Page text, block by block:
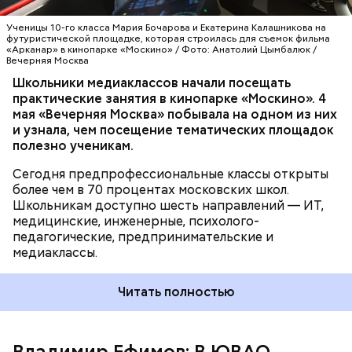
Ученицы 10-го класса Мария Бочарова и Екатерина Калашникова на
футуристической площадке, которая строилась для съемок фильма
«Арканар» в кинопарке «Москино» / Фото: Анатолий Цымбалюк /
Вечерняя Москва
Школьники медиаклассов начали посещать
практические занятия в кинопарке «Москино». 4
мая «Вечерняя Москва» побывала на одном из них
и узнала, чем посещение тематических площадок
полезно ученикам.
Сегодня предпрофессиональные классы открыты
более чем в 70 процентах московских школ.
Школьникам доступно шесть направлений — ИТ,
медицинские, инженерные, психолого-
педагогические, предпринимательские и
медиаклассы.
по вопросам социального развития Анастасия
Ракова. — Речь идет о полноценном погружении:
ребята работают на реальных площадках вместе с
действующими специалистами из интересующей
их сферы. Одно из направлений
предпрофессионального образования —
медиаклассы, в которых сегодня учатся более
шести тысяч школьников.
Читать полностью
ШКОЛЫ
МОСКИНО
инфраструктуры ведется под надзором
специалистов Мосгосстройнадзора.
гарантирует качество и безопасность зданий при
их дальнейшей эксплуатации.